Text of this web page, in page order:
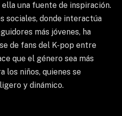
una fuente de inspiración.
sociales, donde interactúa
más jóvenes, ha
de fans del K-pop entre
que el género sea más
los niños, quienes se
y dinámico.